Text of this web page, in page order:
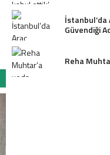
Güvendiği
Reha